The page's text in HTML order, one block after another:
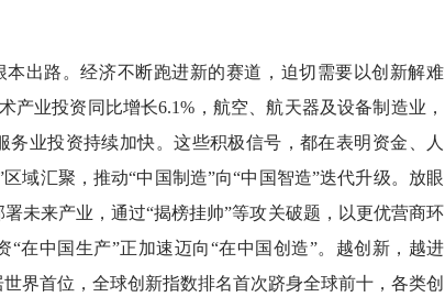
出路。经济不断跑进新的赛道，迫切需要以创新解难
产业投资同比增长6.1%，航空、航天器及设备制造业，
务业投资持续加快。这些积极信号，都在表明资金、人
域汇聚，推动“中国制造”向“中国智造”迭代升级。放眼
未来产业，通过“揭榜挂帅”等攻关破题，以更优营商环
“在中国生产”正加速迈向“在中国创造”。越创新，越进
界首位，全球创新指数排名首次跻身全球前十，各类创